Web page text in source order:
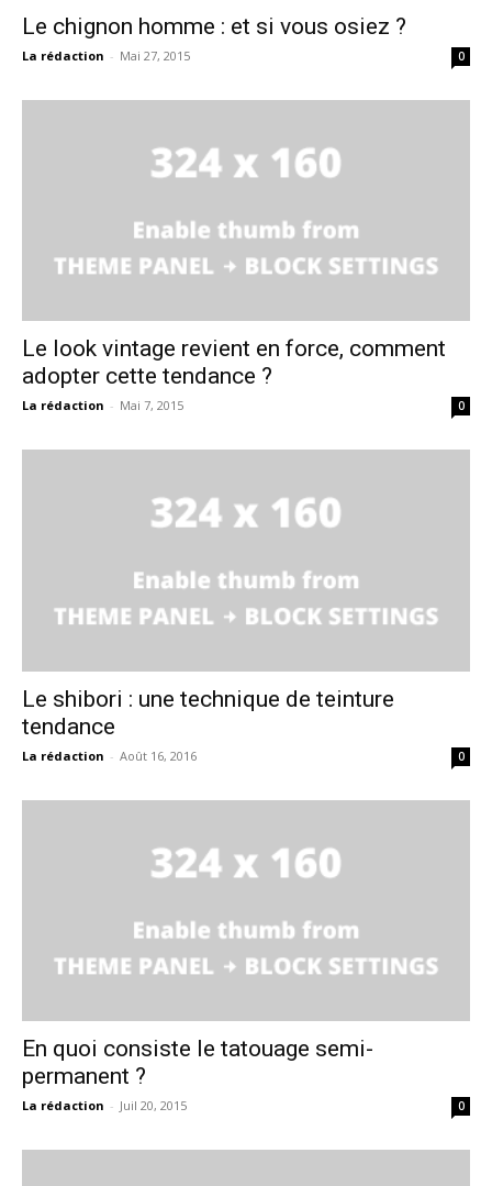
Le chignon homme : et si vous osiez ?
La rédaction - Mai 27, 2015 0
Le look vintage revient en force, comment
adopter cette tendance ?
La rédaction - Mai 7, 2015 0
Le shibori : une technique de teinture
tendance
La rédaction - Août 16, 2016 0
En quoi consiste le tatouage semi-
permanent ?
La rédaction - Juil 20, 2015 0